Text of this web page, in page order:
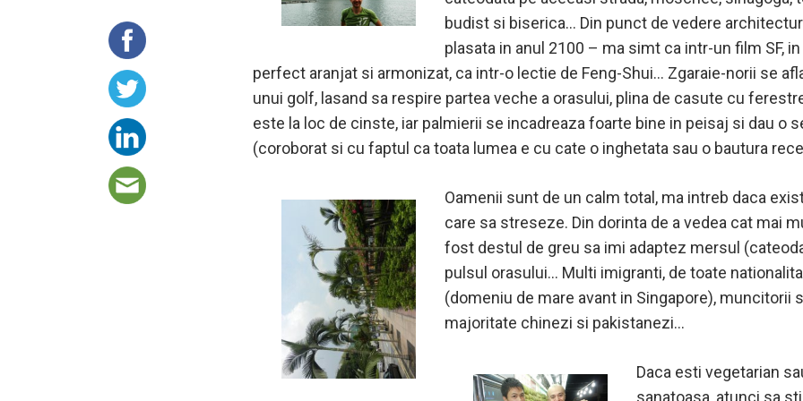
budist si biserica… Din punct de vedere
plasata in anul 2100 – ma simt ca intr-un film SF,
perfect aranjat si armonizat, ca intr-o lectie de Feng-Shui… Zgaraie-norii se
unui golf, lasand sa respire partea veche a orasului, plina de casute cu
este la loc de cinste, iar palmierii se incadreaza foarte bine in peisaj si dau o
(coroborat si cu faptul ca toata lumea e cu cate o inghetata sau o bautura
Oamenii sunt de un calm total, ma intreb daca
care sa streseze. Din dorinta de a vedea cat mai
fost destul de greu sa imi adaptez mersul
pulsul orasului… Multi imigranti, de toate
(domeniu de mare avant in Singapore), muncitorii
majoritate chinezi si pakistanezi…
Daca esti vegetarian
sanatoasa, atunci sa